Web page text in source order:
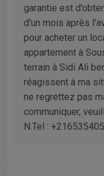
garantie est
d'un mois après
pour acheter un
appartement à
terrain à Sidi Ali
réagissent à ma
ne regrettez pas
communiquer,
N.Tel :